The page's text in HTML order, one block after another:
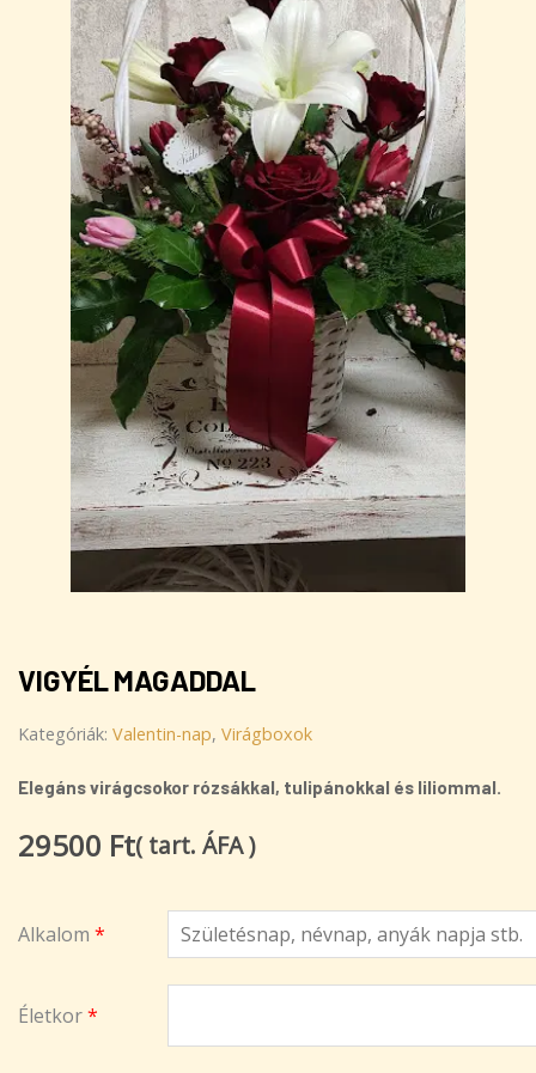
VIGYÉL MAGADDAL
Kategóriák: Valentin-nap, Virágboxok
Elegáns virágcsokor rózsákkal, tulipánokkal és liliommal.
29500 Ft( tart. ÁFA )
Alkalom *
Életkor*
magaddal